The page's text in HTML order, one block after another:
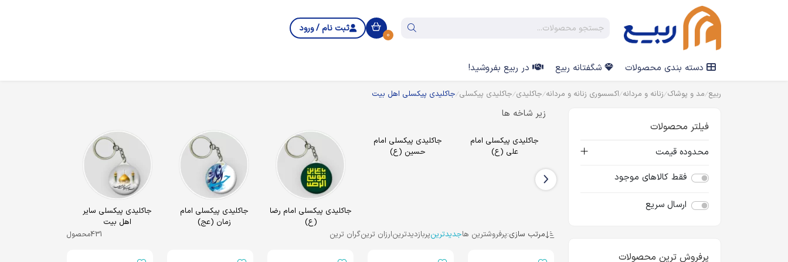
0
ثبت نام / ورود
دسته بندی محصولات شگفتانه ربیع در ربیع بفروشید!
ربیع مد و پوشاک زنانه و مردانه اکسسوری زنانه و مردانه جاکلیدی جاکلیدی پیکسلی جاکلیدی پیکسلی اهل بیت
فیلتر محصولات
محدوده قیمت
فقط کالاهای موجود
ارسال سریع
پرفروش ترین محصولات
زیر شاخه ها
جاکلیدی پیکسلی امام
علی (ع)
جاکلیدی پیکسلی امام
حسین (ع)
جاکلیدی پیکسلی امام رضا
(ع)
جاکلیدی پیکسلی امام
زمان (عج)
جاکلیدی پیکسلی سایر
اهل بیت
مرتب سازی:پرفروشترین هاجدیدترینپربازدیدترینارزان ترینگران ترین 431محصول